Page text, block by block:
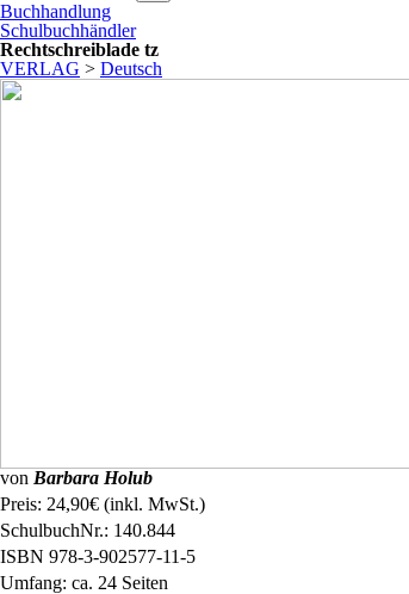
Buchhandlung
Schulbuchhändler
Rechtschreiblade tz
VERLAG > Deutsch
von Barbara Holub
Preis: 24,90€ (inkl. MwSt.)
SchulbuchNr.: 140.844
ISBN 978-3-902577-11-5
Umfang: ca. 24 Seiten